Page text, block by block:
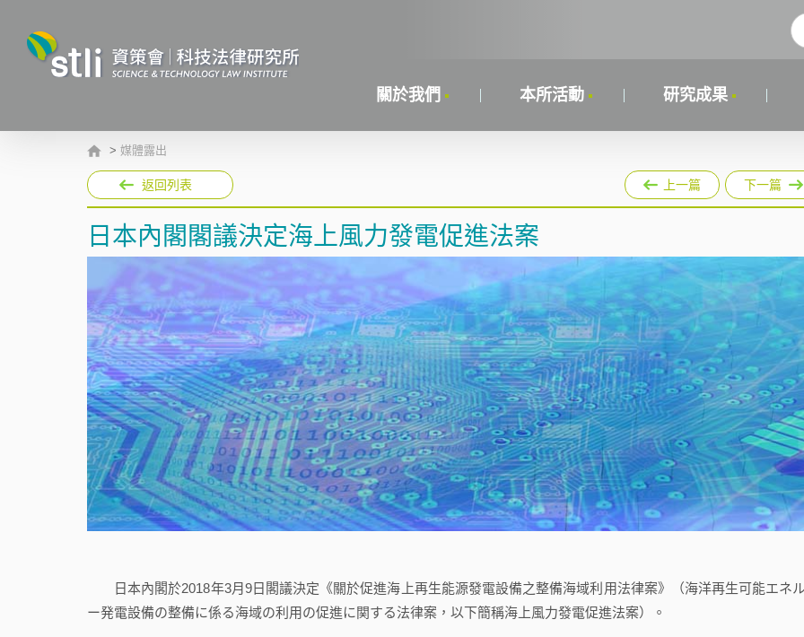
關於我們 本所活動 研究成果
> 媒體露出
返回列表 上一篇 下一篇
日本內閣閣議決定海上風力發電促進法案
日本內閣於2018年3月9日閣議決定《關於促進海上再生能源發電設備之整備海域利用法律案》（海洋再生可能エネ
ー発電設備の整備に係る海域の利用の促進に関する法律案，以下簡稱海上風力發電促進法案）。